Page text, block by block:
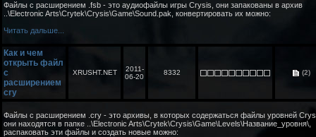
Файлы с расширением .fsb - это аудиофайлы игры Crysis, они запакованы в архив
..\Electronic Arts\Crytek\Crysis\Game\Sound.pak, конвертировать их можно:
Читать дальше...
Как и чем
открыть файл
с
расширением
cry
XRUSHT.NET
2011-
06-20
8332 (2)
Файлы с расширением .cry - это архивы, в которых содержаться файлы уровней
они находятся в папке ..\Electronic Arts\Crytek\Crysis\Game\Levels\Название_уровня\,
распаковать эти файлы и создать новые можно: